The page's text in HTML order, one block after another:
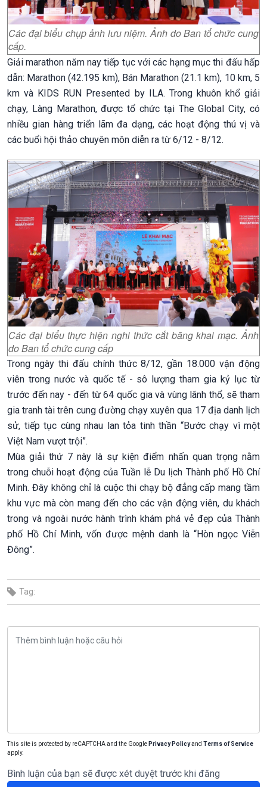
Các đại biểu chụp ảnh lưu niệm. Ảnh do Ban tổ chức cung
cấp.
Giải marathon năm nay tiếp tục với các hạng mục thi đấu hấp
dẫn: Marathon (42.195 km), Bán Marathon (21.1 km), 10 km, 5
km và KIDS RUN Presented by ILA. Trong khuôn khổ giải
chạy, Làng Marathon, được tổ chức tại The Global City, có
nhiều gian hàng triển lãm đa dạng, các hoạt động thú vị và
các buổi hội thảo chuyên môn diễn ra từ 6/12 - 8/12.
Các đại biểu thực hiện nghi thức cắt băng khai mạc. Ảnh
do Ban tổ chức cung cấp
Trong ngày thi đấu chính thức 8/12, gần 18.000 vận động
viên trong nước và quốc tế - sô lượng tham gia kỷ lục từ
trước đến nay - đến từ 64 quốc gia và vùng lãnh thổ, sẽ tham
gia tranh tài trên cung đường chạy xuyên qua 17 địa danh lịch
sử, tiếp tục cùng nhau lan tỏa tinh thần “Bước chạy vì một
Việt Nam vượt trội”.
Mùa giải thứ 7 này là sự kiện điểm nhấn quan trọng nằm
trong chuỗi hoạt động của Tuần lễ Du lịch Thành phố Hồ Chí
Minh. Đây không chỉ là cuộc thi chạy bộ đẳng cấp mang tầm
khu vực mà còn mang đến cho các vận động viên, du khách
trong và ngoài nước hành trình khám phá vẻ đẹp của Thành
phố Hồ Chí Minh, vốn được mệnh danh là “Hòn ngọc Viễn
Đông”.
Tag:
This site is protected by reCAPTCHA and the Google Privacy Policyand Terms of Service
apply.
Bình luận của bạn sẽ được xét duyệt trước khi đăng